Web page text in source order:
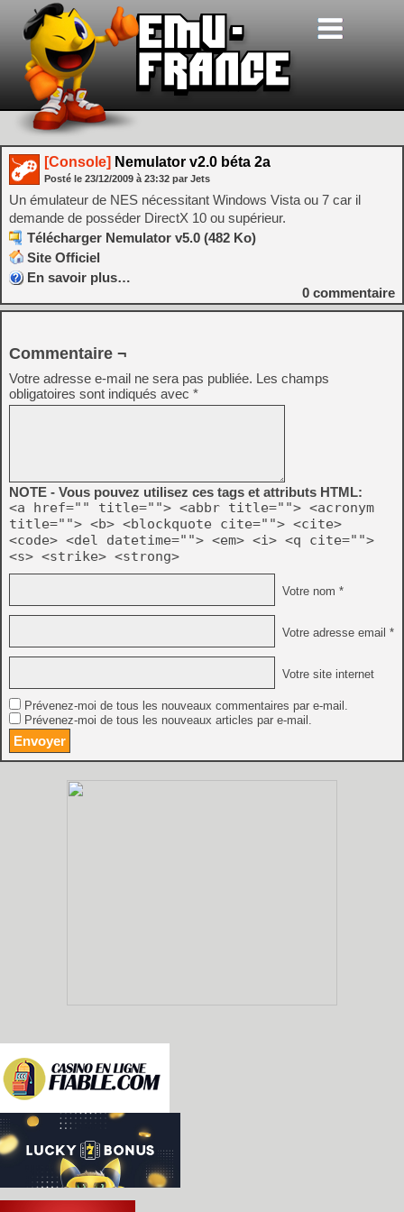
[Console] Nemulator v2.0 béta 2a
Posté le 23/12/2009 à 23:32 par Jets
Un émulateur de NES nécessitant Windows Vista ou 7 car il
demande de posséder DirectX 10 ou supérieur.
Télécharger Nemulator v5.0 (482 Ko)
Site Officiel
En savoir plus…
0 commentaire
Commentaire ¬
Votre adresse e-mail ne sera pas publiée. Les champs
obligatoires sont indiqués avec *
NOTE - Vous pouvez utilisez ces tags et attributs HTML:
<a href="" title=""> <abbr title=""> <acronym
title=""> <b> <blockquote cite=""> <cite>
<code> <del datetime=""> <em> <i> <q cite="">
<s> <strike> <strong>
Votre nom *
Votre adresse email *
Votre site internet
Prévenez-moi de tous les nouveaux commentaires par e-mail.
Prévenez-moi de tous les nouveaux articles par e-mail.